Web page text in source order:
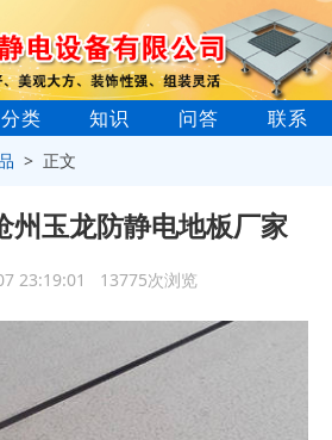
分类 知识 问答 联系
> 正文
州玉龙防静电地板厂家
23:19:01 13775次浏览